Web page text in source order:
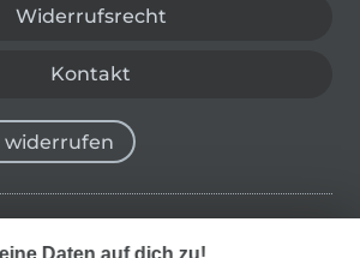
Widerrufsrecht
Kontakt
widerrufen
mehr Inspiration
Daten auf dich zu!